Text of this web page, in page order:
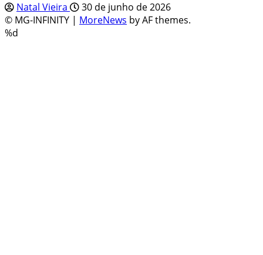
Natal Vieira
30 de junho de 2026
© MG-INFINITY | MoreNews by AF themes.
%d